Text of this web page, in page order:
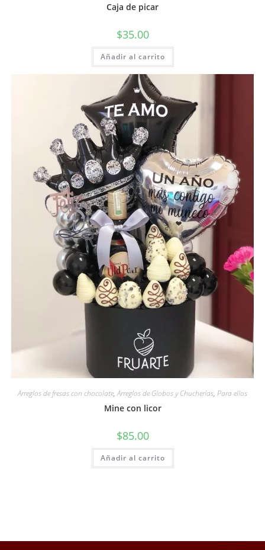
Caja de picar
$35.00
Añadir al carrito
Arreglos de fresas con chocolate,Arreglos de Globos y Chucherías, Para ellos
Mine con licor
$85.00
Añadir al carrito